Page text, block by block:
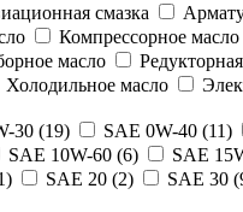
смазка
Компрессорное масло
масло
Холодильное масло
30 (19) SAE 0W-40 (11)
SAE 10W-60 (6) SAE
SAE 20 (2) SAE 30